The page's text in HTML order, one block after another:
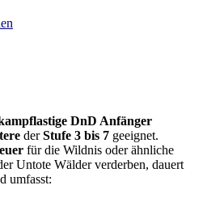
DnD Anfänger
derStufe 3 bis 7 geeignet.
für die Wildnis oder ähnliche
Untote Wälder verderben, dauert
umfasst: